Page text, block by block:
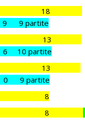
18
partite
13
partite
13
partite
8
8